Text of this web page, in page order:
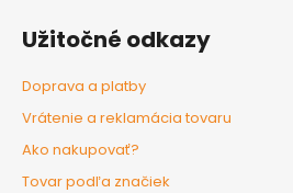
Užitočné odkazy
Doprava a platby
Vrátenie a reklamácia tovaru
Ako nakupovať?
Tovar podľa značiek